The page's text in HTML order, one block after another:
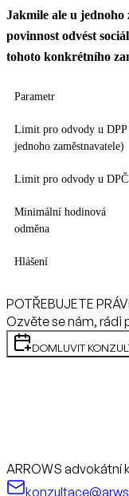
Jakmile ale u jednoho
povinnost odvést
tohoto konkrétního
Parametr
Limit pro odvody u DPP
jednoho zaměstnavatele)
Limit pro odvody u DPČ
Minimální hodinová
odměna
Hlášení
POTŘEBUJETE
Ozvěte se nám, rádi
DOMLUVIT
ARROWS advokátní